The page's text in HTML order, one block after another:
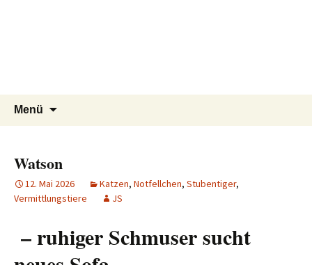
Tier Natur und Artenschutz
Siebengebirge e.V.
Tierschutzverein seit 1985 im
Siebengebirge – Orscheider
Menü
Watson
12. Mai 2026 Katzen, Notfellchen, Stubentiger,
Vermittlungstiere
JS
– ruhiger Schmuser sucht